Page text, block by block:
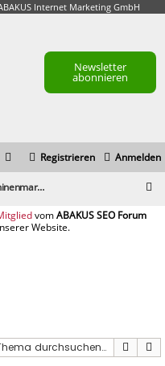
Internet Marketing GmbH
Newsletter
abonnieren
Anmelden
Registrieren
Suchmaschinenmarketing (SEM) / Suchmaschinenoptimierung (SEO)
Suche